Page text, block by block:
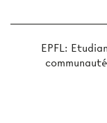
EPFL: